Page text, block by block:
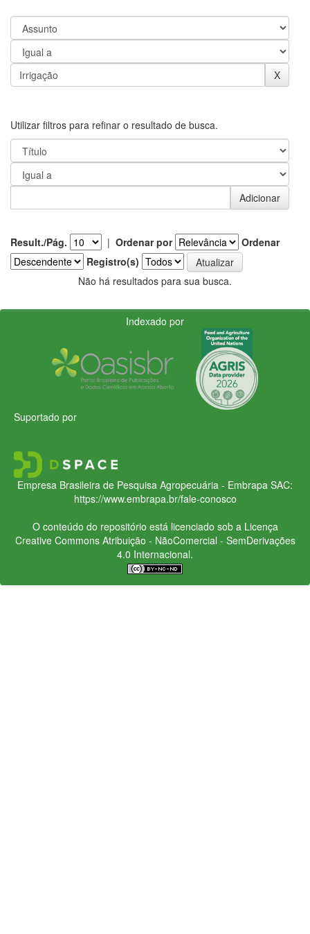
Utilizar filtros para refinar o resultado de busca.
Result./Pág. | Ordenar por
Ordenar
Registro(s)
Não há resultados para sua busca.
Indexado por
Suportado por
Empresa Brasileira de Pesquisa Agropecuária - Embrapa SAC:
https://www.embrapa.br/fale-conosco
O conteúdo do repositório está licenciado sob a Licença
Creative CommonsAtribuição - NãoComercial - SemDerivações
4.0 Internacional.